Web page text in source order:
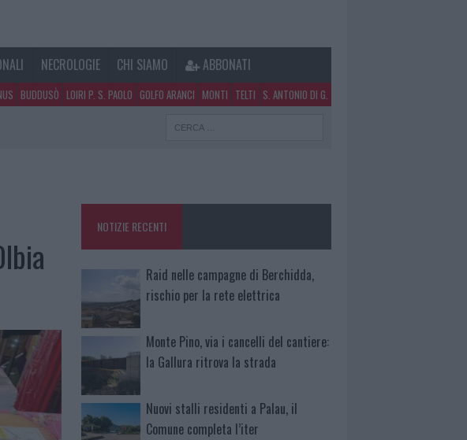
NECROLOGIE CHI SIAMO ABBONATI
BUDDUSÒ LOIRI P. S. PAOLO GOLFO ARANCI MONTI TELTI S. ANTONIO DI G.
NOTIZIE RECENTI
Raid nelle campagne di Berchidda,
rischio per la rete elettrica
Monte Pino, via i cancelli del cantiere:
la Gallura ritrova la strada
Nuovi stalli residenti a Palau, il
Comune completa l’iter